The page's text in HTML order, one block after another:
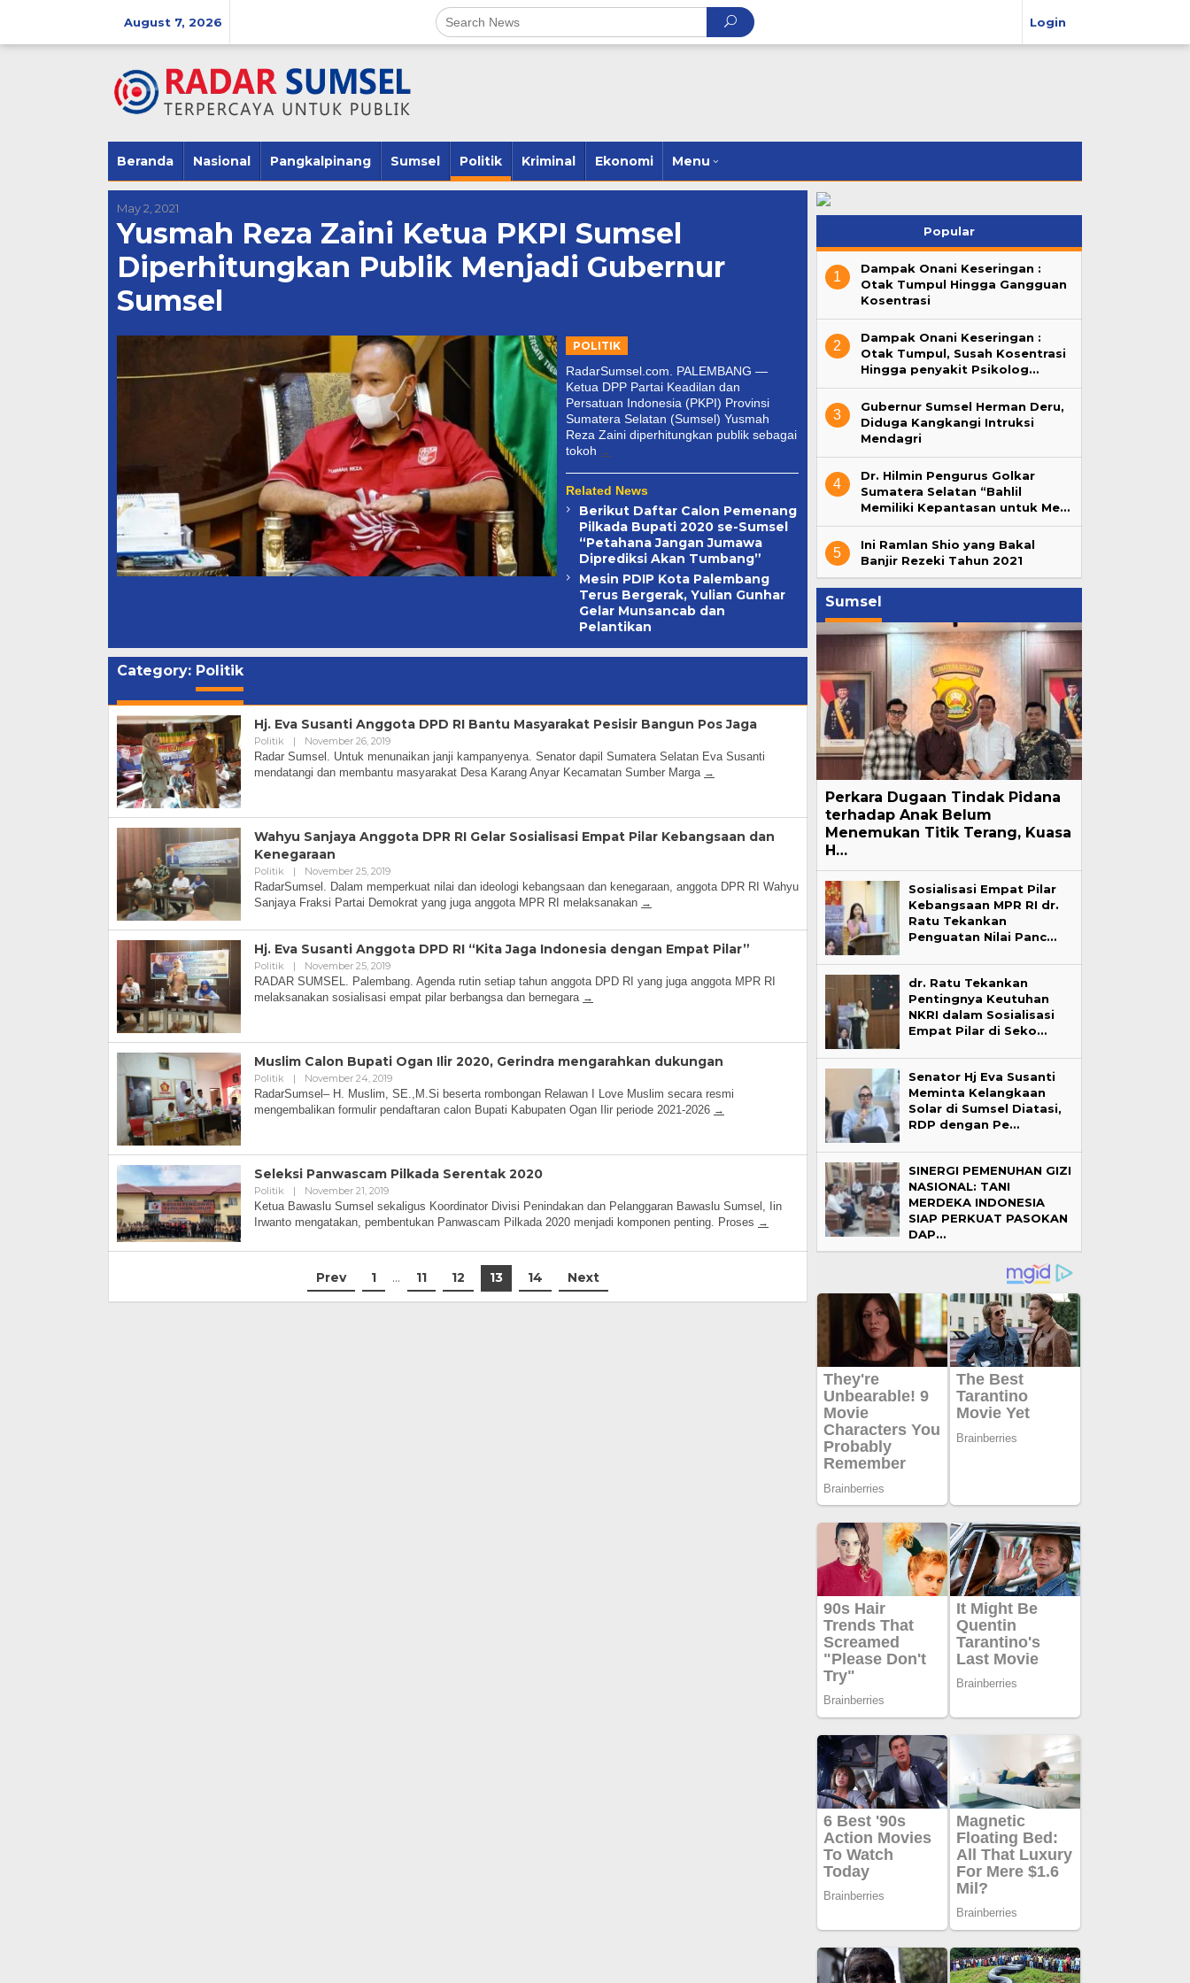
August 7, 2026 Login
Beranda Nasional Pangkalpinang Sumsel Politik Kriminal Ekonomi Menu
May 2, 2021
Yusmah Reza Zaini Ketua PKPI Sumsel
Diperhitungkan Publik Menjadi Gubernur
Sumsel
POLITIK
RadarSumsel.com. PALEMBANG —
Ketua DPP Partai Keadilan dan
Persatuan Indonesia (PKPI) Provinsi
Sumatera Selatan (Sumsel) Yusmah
Reza Zaini diperhitungkan publik sebagai
tokoh
Related News
Berikut Daftar Calon Pemenang
Pilkada Bupati 2020 se-Sumsel
“Petahana Jangan Jumawa
Diprediksi Akan Tumbang”
Mesin PDIP Kota Palembang
Terus Bergerak, Yulian Gunhar
Gelar Munsancab dan
Pelantikan
Category: Politik
Hj. Eva Susanti Anggota DPD RI Bantu Masyarakat Pesisir Bangun Pos Jaga
Politik | November 26, 2019
Admin
Radar Sumsel. Untuk menunaikan janji kampanyenya. Senator dapil Sumatera Selatan Eva Susanti
mendatangi dan membantu masyarakat Desa Karang Anyar Kecamatan Sumber Marga
Wahyu Sanjaya Anggota DPR RI Gelar Sosialisasi Empat Pilar Kebangsaan dan
Kenegaraan
Politik | November 25, 2019
Admin
RadarSumsel. Dalam memperkuat nilai dan ideologi kebangsaan dan kenegaraan, anggota DPR RI Wahyu
Sanjaya Fraksi Partai Demokrat yang juga anggota MPR RI melaksanakan
Hj. Eva Susanti Anggota DPD RI “Kita Jaga Indonesia dengan Empat Pilar”
Politik | November 25, 2019
Admin
RADAR SUMSEL. Palembang. Agenda rutin setiap tahun anggota DPD RI yang juga anggota MPR RI
melaksanakan sosialisasi empat pilar berbangsa dan bernegara
Muslim Calon Bupati Ogan Ilir 2020, Gerindra mengarahkan dukungan
Politik | November 24, 2019
Admin
RadarSumsel– H. Muslim, SE.,M.Si beserta rombongan Relawan I Love Muslim secara resmi
mengembalikan formulir pendaftaran calon Bupati Kabupaten Ogan Ilir periode 2021-2026
Seleksi Panwascam Pilkada Serentak 2020
Politik | November 21, 2019
Admin
Ketua Bawaslu Sumsel sekaligus Koordinator Divisi Penindakan dan Pelanggaran Bawaslu Sumsel, Iin
Irwanto mengatakan, pembentukan Panwascam Pilkada 2020 menjadi komponen penting. Proses
Prev 1 … 11 12 13 14 Next
Popular
1
Dampak Onani Keseringan :
Otak Tumpul Hingga Gangguan
Kosentrasi
2
Dampak Onani Keseringan :
Otak Tumpul, Susah Kosentrasi
Hingga penyakit Psikolog…
3
Gubernur Sumsel Herman Deru,
Diduga Kangkangi Intruksi
Mendagri
4
Dr. Hilmin Pengurus Golkar
Sumatera Selatan “Bahlil
Memiliki Kepantasan untuk Me…
5
Ini Ramlan Shio yang Bakal
Banjir Rezeki Tahun 2021
Sumsel
Perkara Dugaan Tindak Pidana
terhadap Anak Belum
Menemukan Titik Terang, Kuasa
H…
Sosialisasi Empat Pilar
Kebangsaan MPR RI dr.
Ratu Tekankan
Penguatan Nilai Panc…
dr. Ratu Tekankan
Pentingnya Keutuhan
NKRI dalam Sosialisasi
Empat Pilar di Seko…
Senator Hj Eva Susanti
Meminta Kelangkaan
Solar di Sumsel Diatasi,
RDP dengan Pe…
SINERGI PEMENUHAN GIZI
NASIONAL: TANI
MERDEKA INDONESIA
SIAP PERKUAT PASOKAN
DAP…